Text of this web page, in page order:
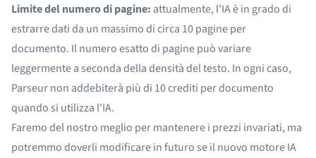
Limite del numero di pagine: attualmente, l'IA è in grado di
estrarre dati da un massimo di circa 10 pagine per
documento. Il numero esatto di pagine può variare
leggermente a seconda della densità del testo. In ogni caso,
Parseur non addebiterà più di 10 crediti per documento
quando si utilizza l'IA.
Faremo del nostro meglio per mantenere i prezzi invariati, ma
potremmo doverli modificare in futuro se il nuovo motore IA